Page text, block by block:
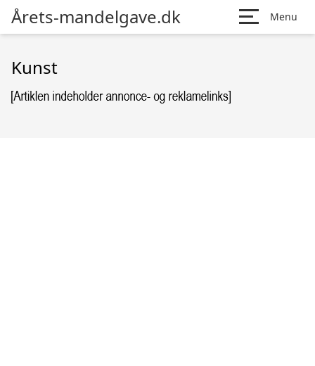
Årets-mandelgave.dk Menu
Kunst